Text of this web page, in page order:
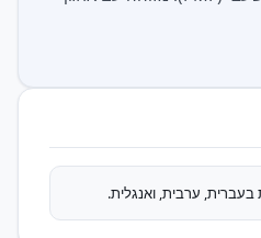
ערבית, ואנגלית.